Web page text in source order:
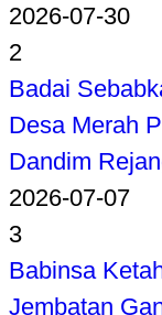
2026-07-30
2
Badai
Desa Merah
Dandim
2026-07-07
3
Babinsa
Jembatan